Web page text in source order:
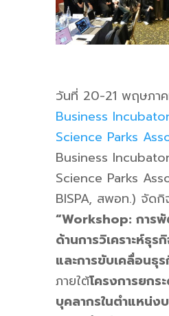
วันที่ 20-21 พฤษภา
Business
Science Parks
Business
Science Parks
BISPA, สพอท.) จัดกิ
“Workshop: การ
ด้านการวิเคราะห์ธุ
และการขับเคลื่อนธุ
ภายใต้โครงการยกร
บุคลากรในตำแหน่ง